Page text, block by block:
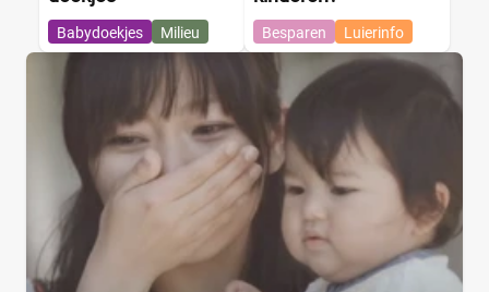
Babydoekjes Milieu Besparen Luierinfo